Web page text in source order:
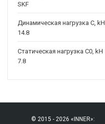
SKF
Динамическая нагрузка C, kН
14.8
Статическая нагрузка C0, kH
7.8
© 2015 - 2026 «INNER»: